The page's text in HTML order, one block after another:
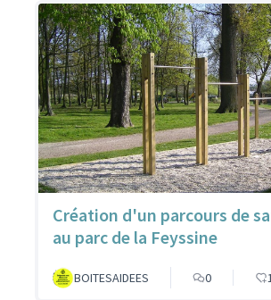
Création d'un parcours de
au parc de la Feyssine
BOITESAIDEES 0